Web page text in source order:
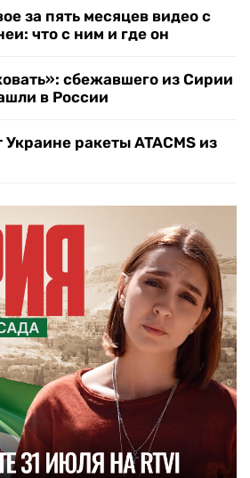
за пять месяцев видео с
что с ним и где он
сбежавшего из Сирии
в России
ракеты ATACMS из